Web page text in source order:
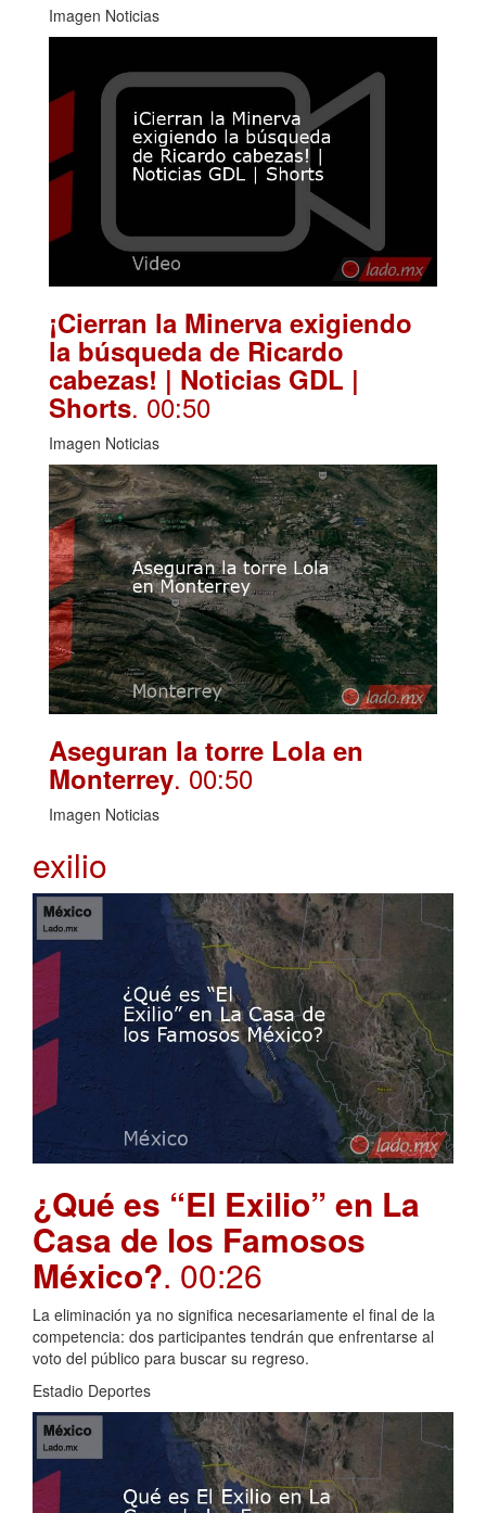
Imagen Noticias
¡Cierran la Minerva exigiendo
la búsqueda de Ricardo
cabezas! | Noticias GDL |
Shorts. 00:50
Imagen Noticias
Aseguran la torre Lola en
Monterrey. 00:50
Imagen Noticias
exilio
¿Qué es “El Exilio” en La
Casa de los Famosos
México?. 00:26
La eliminación ya no significa necesariamente el final de la
competencia: dos participantes tendrán que enfrentarse al
voto del público para buscar su regreso.
Estadio Deportes